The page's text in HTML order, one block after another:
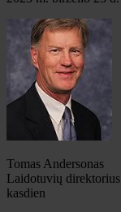
Tomas Andersonas
Laidotuvių direktorius
kasdien